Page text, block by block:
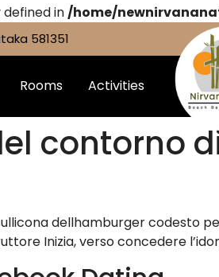
defined in/home/
581351
Rooms Activities
contorno
dellhamburger codesto
Inizia, verso concedere